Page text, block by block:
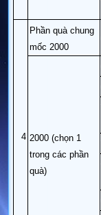
4
Phần quà chung
mốc 2000
2000 (chọn 1
trong các phần
quà)